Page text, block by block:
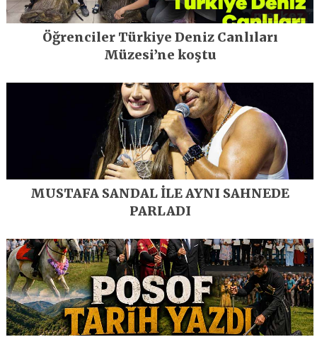
Öğrenciler Türkiye Deniz Canlıları
Müzesi’ne koştu
MUSTAFA SANDAL İLE AYNI SAHNEDE
PARLADI